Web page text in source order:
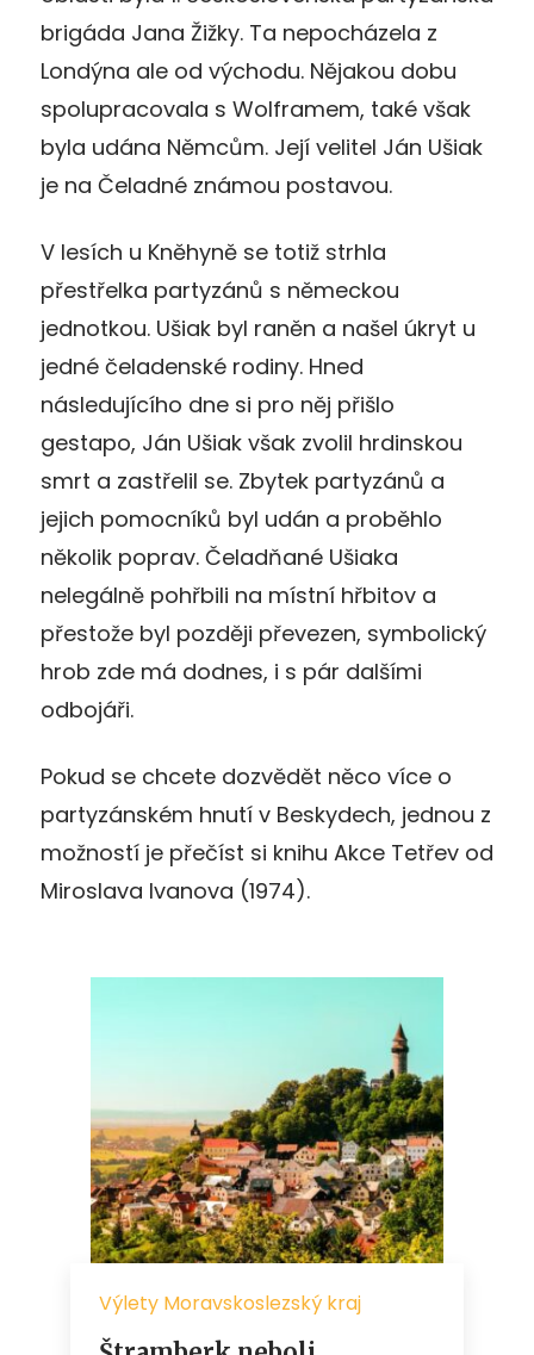
brigáda Jana Žižky. Ta nepocházela z
Londýna ale od východu. Nějakou dobu
spolupracovala s Wolframem, také však
byla udána Němcům. Její velitel Ján Ušiak
je na Čeladné známou postavou.
V lesích u Kněhyně se totiž strhla
přestřelka partyzánů s německou
jednotkou. Ušiak byl raněn a našel úkryt u
jedné čeladenské rodiny. Hned
následujícího dne si pro něj přišlo
gestapo, Ján Ušiak však zvolil hrdinskou
smrt a zastřelil se. Zbytek partyzánů a
jejich pomocníků byl udán a proběhlo
několik poprav. Čeladňané Ušiaka
nelegálně pohřbili na místní hřbitov a
přestože byl později převezen, symbolický
hrob zde má dodnes, i s pár dalšími
odbojáři.
Pokud se chcete dozvědět něco více o
partyzánském hnutí v Beskydech, jednou z
možností je přečíst si knihu Akce Tetřev od
Miroslava Ivanova (1974).